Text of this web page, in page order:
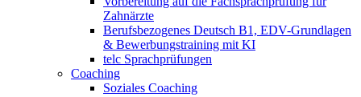
Zahnärzte
Berufsbezogenes Deutsch B1, EDV-Grundlagen
& Bewerbungstraining mit KI
telc Sprachprüfungen
Coaching
Soziales Coaching